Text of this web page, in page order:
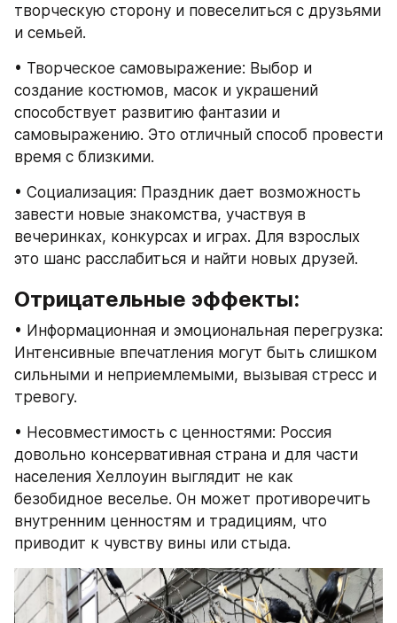
творческую сторону и повеселиться с друзьями
и семьей.
• Творческое самовыражение: Выбор и
создание костюмов, масок и украшений
способствует развитию фантазии и
самовыражению. Это отличный способ провести
время с близкими.
• Социализация: Праздник дает возможность
завести новые знакомства, участвуя в
вечеринках, конкурсах и играх. Для взрослых
это шанс расслабиться и найти новых друзей.
Отрицательные эффекты:
• Информационная и эмоциональная перегрузка:
Интенсивные впечатления могут быть слишком
сильными и неприемлемыми, вызывая стресс и
тревогу.
• Несовместимость с ценностями: Россия
довольно консервативная страна и для части
населения Хеллоуин выглядит не как
безобидное веселье. Он может противоречить
внутренним ценностям и традициям, что
приводит к чувству вины или стыда.